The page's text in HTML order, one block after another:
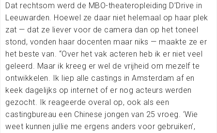
Dat rechtsom werd de MBO-theateropleiding D’Drive in
Leeuwarden. Hoewel ze daar niet helemaal op haar plek
zat — dat ze liever voor de camera dan op het toneel
stond, vonden haar docenten maar niks — maakte ze er
het beste van. “Over het vak acteren heb ik er niet veel
geleerd. Maar ik kreeg er wel de vrijheid om mezelf te
ontwikkelen. Ik liep alle castings in Amsterdam af en
keek dagelijks op internet of er nog acteurs werden
gezocht. Ik reageerde overal op, ook als een
castingbureau een Chinese jongen van 25 vroeg. ‘Wie
weet kunnen jullie me ergens anders voor gebruiken’,